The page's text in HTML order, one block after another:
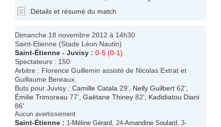
Détails et résumé du match
Dimanche 18 novembre 2012 à 14h30
Saint-Etienne (Stade Léon Nautin)
Saint-Étienne - Juvisy : 0-5 (0-1)
Spectateurs : 150
Arbitre : Florence Guillemin assisté de Nicolas Extrat et
Guillaume Bereaux.
Buts pour Juvisy : Camille Catala 29', Nelly Guilbert 62',
Émilie Trimoreau 77', Gaëtane Thiney 82', Kadidiatou Diani
86'
Aucun avertissement
Saint-Étienne : 1-Méline Gérard , 24-Amandine Soulard , 3-